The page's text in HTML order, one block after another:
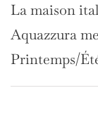
La maison
Aquazzura
Printemps/